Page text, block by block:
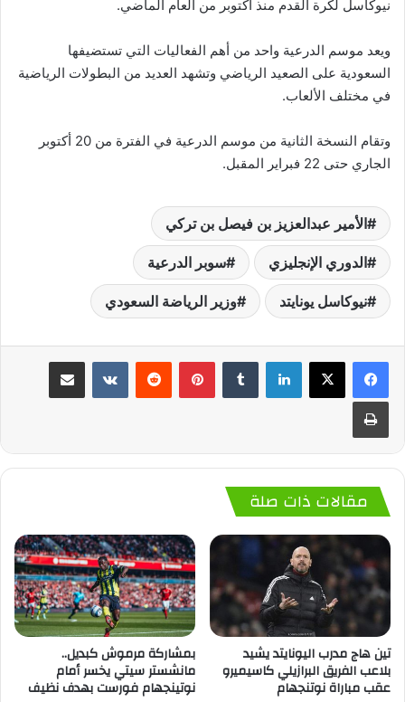
نيوكاسل لكرة القدم منذ أكتوبر من العام الماضي.
ويعد موسم الدرعية واحد من أهم الفعاليات التي تستضيفها
السعودية على الصعيد الرياضي وتشهد العديد من البطولات الرياضية
في مختلف الألعاب.
وتقام النسخة الثانية من موسم الدرعية في الفترة من 20 أكتوبر
الجاري حتى 22 فبراير المقبل.
الأمير عبدالعزيز بن فيصل بن تركي
الدوري الإنجليزي سوبر الدرعية
نيوكاسل يونايتد وزير الرياضة السعودي
لينكدإن بينتيريست
مقالات ذات صلة
تين هاج مدرب اليونايتد يشيد
بلاعب الفريق البرازيلي كاسيميرو
عقب مباراة نوتنجهام
بمشاركة مرموش كبديل..
مانشستر سيتي يخسر أمام
نوتينجهام فورست بهدف نظيف